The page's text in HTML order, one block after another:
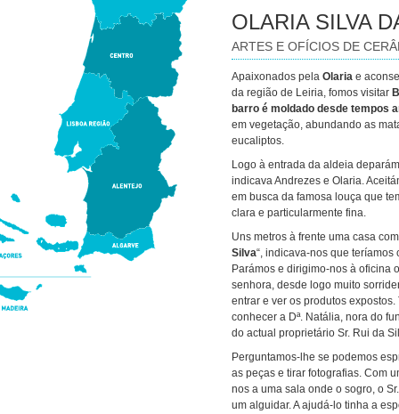
OLARIA SILVA
ARTES E OFÍCIOS DE
Apaixonados pela Olaria e
da região de Leiria, fomos visitar
barro é moldado desde tempos
em vegetação, abundando as
eucaliptos.
Logo à entrada da aldeia
indicava Andrezes e Olaria.
em busca da famosa louça que
clara e particularmente fina.
Uns metros à frente uma casa
Silva“, indicava-nos que teríamos
Parámos e dirigimo-nos à oficina
senhora, desde logo muito
entrar e ver os produtos
conhecer a Dª. Natália, nora do
do actual proprietário Sr. Rui da
Perguntamos-lhe se podemos
as peças e tirar fotografias. Com
nos a uma sala onde o sogro, o
um alguidar. A ajudá-lo tinha a